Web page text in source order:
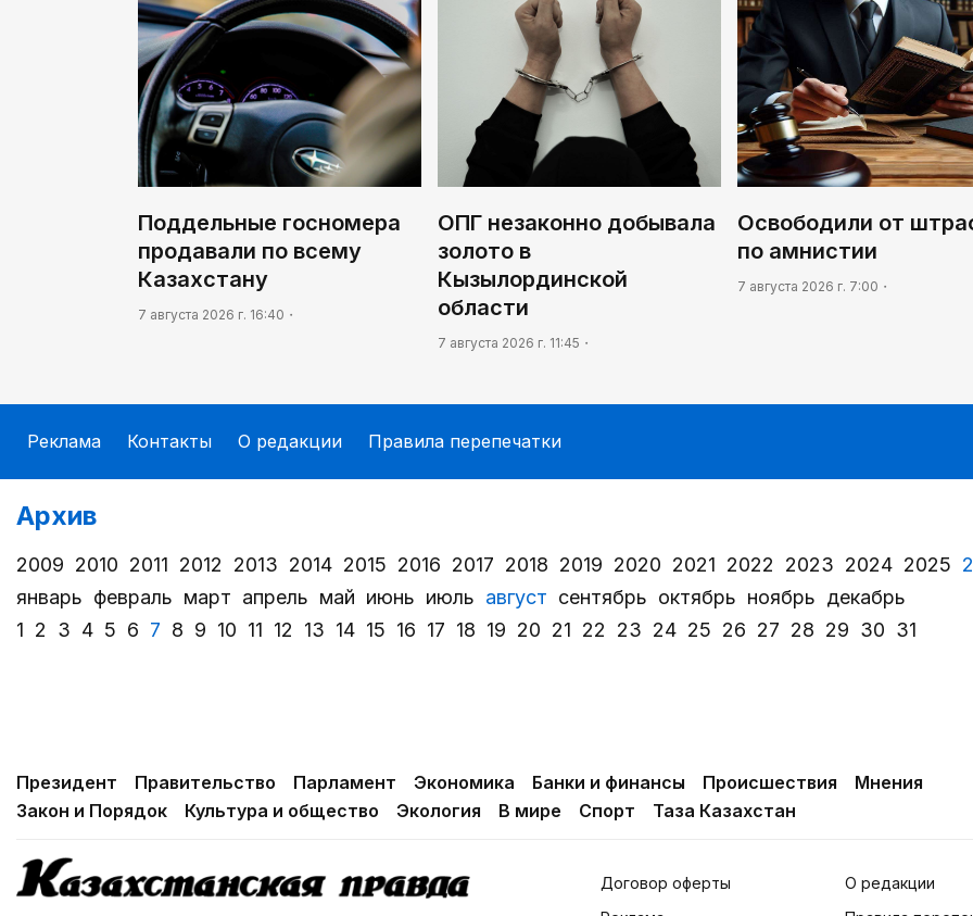
Поддельные госномера
продавали по всему
Казахстану
7 августа 2026 г. 16:40
ОПГ незаконно добывала
золото в
Кызылординской
области
7 августа 2026 г. 11:45
Освободили от
по амнистии
7 августа 2026 г. 7:00
Реклама Контакты О редакции Правила перепечатки
Архив
2009 2010 2011 2012 2013 2014 2015 2016 2017 2018 2019 2020 2021 2022 2023 2024 2025
январь февраль март апрель май июнь июль август сентябрь октябрь ноябрь декабрь
1 2 3 4 5 6 7 8 9 10 11 12 13 14 15 16 17 18 19 20 21 22 23 24 25 26 27 28 29 30 31
Президент Правительство Парламент Экономика Банки и финансы Происшествия
Мнения
Закон и Порядок
Культура и общество Экология В мире Спорт Таза Казахстан
Договор оферты
О редакции